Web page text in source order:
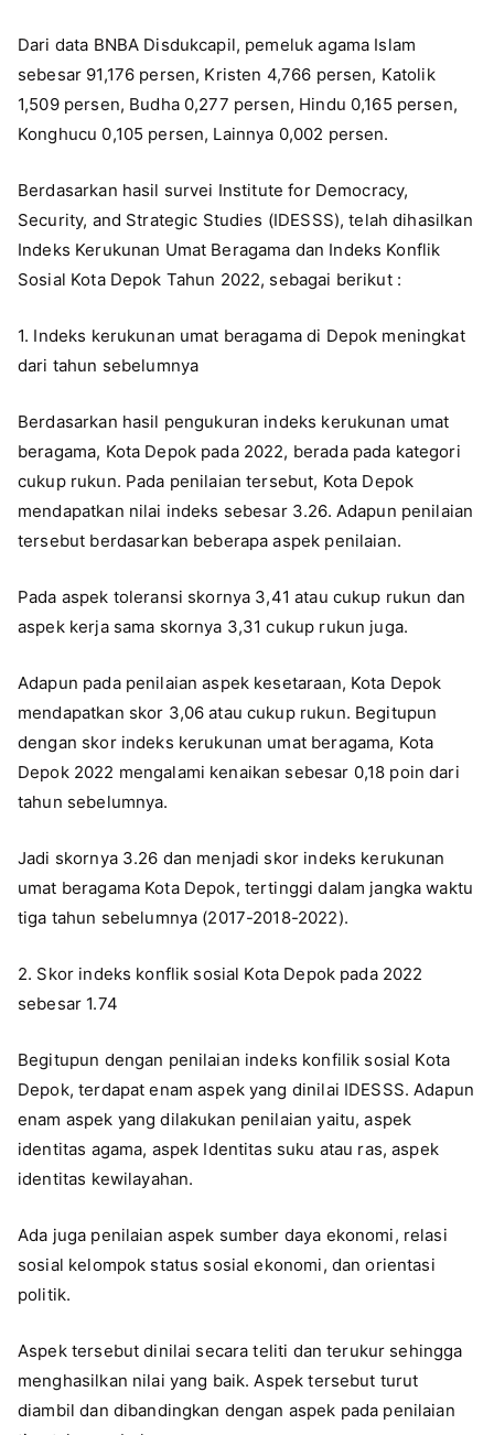
Dari data BNBA Disdukcapil, pemeluk agama Islam
sebesar 91,176 persen, Kristen 4,766 persen, Katolik
1,509 persen, Budha 0,277 persen, Hindu 0,165 persen,
Konghucu 0,105 persen, Lainnya 0,002 persen.
Berdasarkan hasil survei Institute for Democracy,
Security, and Strategic Studies (IDESSS), telah dihasilkan
Indeks Kerukunan Umat Beragama dan Indeks Konflik
Sosial Kota Depok Tahun 2022, sebagai berikut :
1. Indeks kerukunan umat beragama di Depok meningkat
dari tahun sebelumnya
Berdasarkan hasil pengukuran indeks kerukunan umat
beragama, Kota Depok pada 2022, berada pada kategori
cukup rukun. Pada penilaian tersebut, Kota Depok
mendapatkan nilai indeks sebesar 3.26. Adapun penilaian
tersebut berdasarkan beberapa aspek penilaian.
Pada aspek toleransi skornya 3,41 atau cukup rukun dan
aspek kerja sama skornya 3,31 cukup rukun juga.
Adapun pada penilaian aspek kesetaraan, Kota Depok
mendapatkan skor 3,06 atau cukup rukun. Begitupun
dengan skor indeks kerukunan umat beragama, Kota
Depok 2022 mengalami kenaikan sebesar 0,18 poin dari
tahun sebelumnya.
Jadi skornya 3.26 dan menjadi skor indeks kerukunan
umat beragama Kota Depok, tertinggi dalam jangka waktu
tiga tahun sebelumnya (2017-2018-2022).
2. Skor indeks konflik sosial Kota Depok pada 2022
sebesar 1.74
Begitupun dengan penilaian indeks konfilik sosial Kota
Depok, terdapat enam aspek yang dinilai IDESSS. Adapun
enam aspek yang dilakukan penilaian yaitu, aspek
identitas agama, aspek Identitas suku atau ras, aspek
identitas kewilayahan.
Ada juga penilaian aspek sumber daya ekonomi, relasi
sosial kelompok status sosial ekonomi, dan orientasi
politik.
Aspek tersebut dinilai secara teliti dan terukur sehingga
menghasilkan nilai yang baik. Aspek tersebut turut
diambil dan dibandingkan dengan aspek pada penilaian